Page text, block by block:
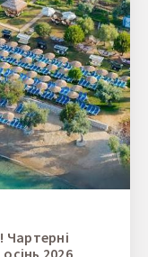
Чартерні
2026